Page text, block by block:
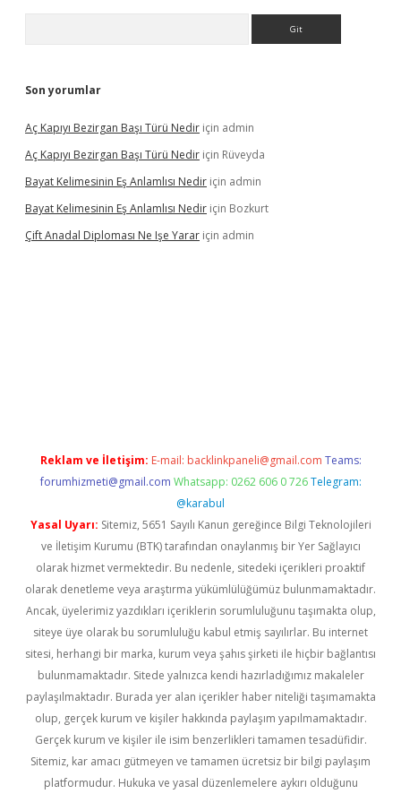
Son yorumlar
Aç Kapıyı Bezirgan Başı Türü Nedir için admin
Aç Kapıyı Bezirgan Başı Türü Nedir için Rüveyda
Bayat Kelimesinin Eş Anlamlısı Nedir için admin
Bayat Kelimesinin Eş Anlamlısı Nedir için Bozkurt
Çift Anadal Diploması Ne Işe Yarar için admin
Reklam ve İletişim: E-mail: backlinkpaneli@gmail.com Teams:
forumhizmeti@gmail.com Whatsapp: 0262 606 0 726 Telegram:
@karabul
Yasal Uyarı: Sitemiz, 5651 Sayılı Kanun gereğince Bilgi Teknolojileri
ve İletişim Kurumu (BTK) tarafından onaylanmış bir Yer Sağlayıcı
olarak hizmet vermektedir. Bu nedenle, sitedeki içerikleri proaktif
olarak denetleme veya araştırma yükümlülüğümüz bulunmamaktadır.
Ancak, üyelerimiz yazdıkları içeriklerin sorumluluğunu taşımakta olup,
siteye üye olarak bu sorumluluğu kabul etmiş sayılırlar. Bu internet
sitesi, herhangi bir marka, kurum veya şahıs şirketi ile hiçbir bağlantısı
bulunmamaktadır. Sitede yalnızca kendi hazırladığımız makaleler
paylaşılmaktadır. Burada yer alan içerikler haber niteliği taşımamakta
olup, gerçek kurum ve kişiler hakkında paylaşım yapılmamaktadır.
Gerçek kurum ve kişiler ile isim benzerlikleri tamamen tesadüfidir.
Sitemiz, kar amacı gütmeyen ve tamamen ücretsiz bir bilgi paylaşım
platformudur. Hukuka ve yasal düzenlemelere aykırı olduğunu